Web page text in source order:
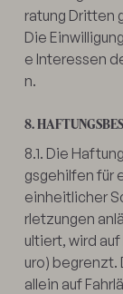
ratung Dritten
Die
e Interessen
n.
8.
8.1. Die
gsgehilfen für
einheitlicher
rletzungen
ultiert, wird
uro)
allein auf